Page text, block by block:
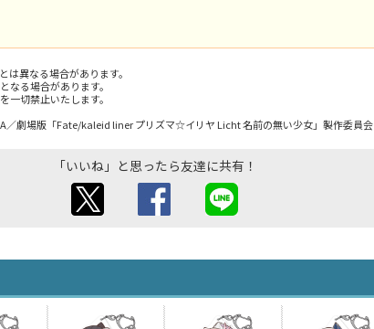
異なる場合があります。
なる場合があります。
一切禁止いたします。
／劇場版「Fate/kaleid liner プリズマ☆イリヤ Licht 名前の無い少女」製作委員会
「いいね」と思ったら友達に共有！